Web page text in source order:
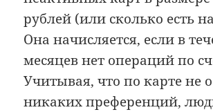
рублей (или сколько есть
Она начисляется, если в
месяцев нет операций по
Учитывая, что по карте не
никаких преференций,